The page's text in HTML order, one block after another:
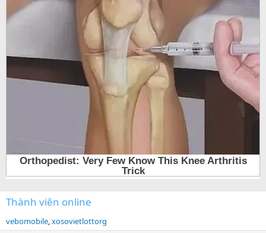
Thành viên online
vebomobile xosovietlottorg